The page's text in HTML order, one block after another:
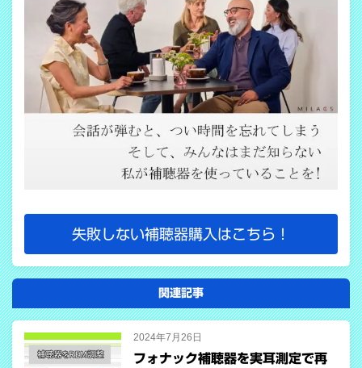
失敗しない補聴器購入はこちら！
関連記事
2024年7月26日
フォナック補聴器を実耳測定で再